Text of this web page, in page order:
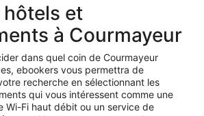
et
à Courmayeur
dans quel coin de Courmayeur
ebookers vous permettra de
recherche en sélectionnant les
qui vous intéressent comme une
Wi-Fi haut débit ou un service de